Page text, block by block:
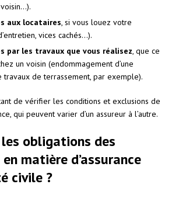
aux locataires , si vous louez votre
vices cachés…).
par les travaux que vous réalisez , que ce
un voisin (endommagement d’une
travaux de terrassement, par exemple).
de vérifier les conditions et exclusions de
qui peuvent varier d’un assureur à l’autre.
obligations des
matière d’assurance
civile ?